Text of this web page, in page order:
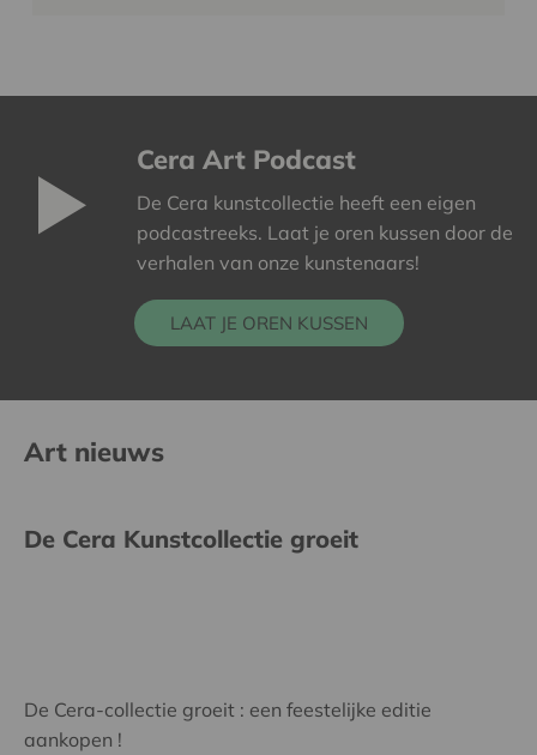
Cera Art Podcast
De Cera kunstcollectie heeft een eigen
podcastreeks. Laat je oren kussen door de
verhalen van onze kunstenaars!
LAAT JE OREN KUSSEN
Art nieuws
De Cera Kunstcollectie groeit
De Cera-collectie groeit : een feestelijke editie
aankopen !